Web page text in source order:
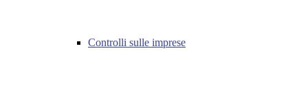
Controlli sulle imprese